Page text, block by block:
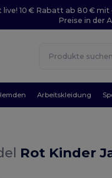
live! 10 € Rabatt ab 80 € mit
Preise in der
Arbeitskleidung
Rot Kinder